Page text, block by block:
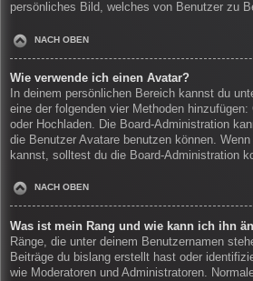
persönliches Bild, welches von Benutzer zu
NACH OBEN
Wie verwende ich einen Avatar?
In deinem persönlichen Bereich kannst du
eine der folgenden vier Methoden
oder Hochladen. Die Board-Administration
die Benutzer Avatare benutzen können.
kannst, solltest du die Board-Administration
NACH OBEN
Was ist mein Rang und wie kann ich ihn
Ränge, die unter deinem Benutzernamen
Beiträge du bislang erstellt hast oder
wie Moderatoren und Administratoren.